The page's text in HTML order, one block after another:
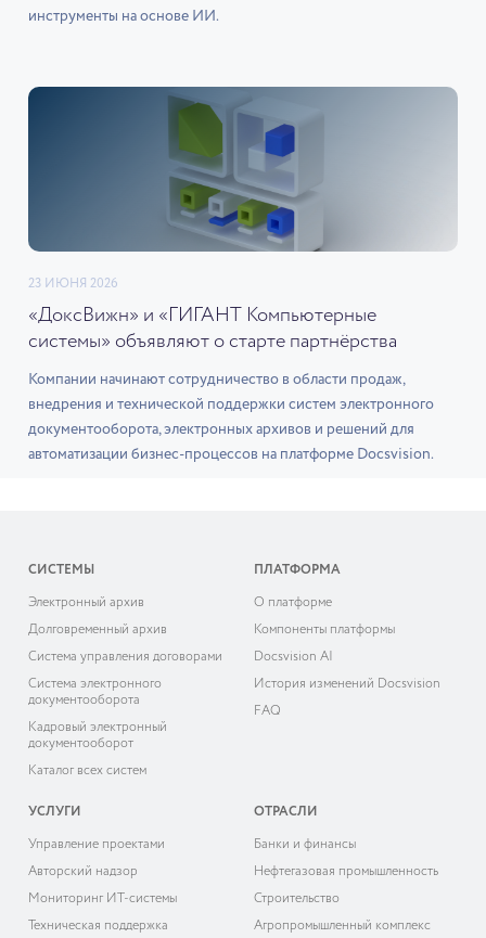
инструменты на основе ИИ.
23 ИЮНЯ 2026
«ДоксВижн» и «ГИГАНТ Компьютерные
системы» объявляют о старте партнёрства
Компании начинают сотрудничество в области продаж,
внедрения и технической поддержки систем электронного
документооборота, электронных архивов и решений для
автоматизации бизнес-процессов на платформе Docsvision.
СИСТЕМЫ
Электронный архив
Долговременный архив
Система управления договорами
Система электронного
документооборота
Кадровый электронный
документооборот
Каталог всех систем
ПЛАТФОРМА
О платформе
Компоненты платформы
Docsvision AI
История изменений Docsvision
FAQ
УСЛУГИ
Управление проектами
Авторский надзор
Мониторинг ИТ-системы
Техническая поддержка
ОТРАСЛИ
Банки и финансы
Нефтегазовая промышленность
Строительство
Агропромышленный комплекс